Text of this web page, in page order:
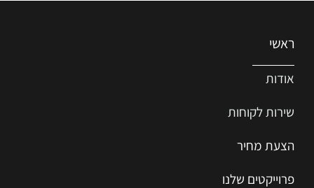
ראשי
אודות
שירות לקוחות
הצעת מחיר
פרוייקטים שלנו